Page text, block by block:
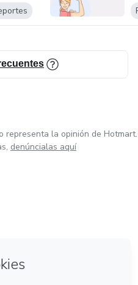
representa la opinión de Hotmart.
denúncialas aquí